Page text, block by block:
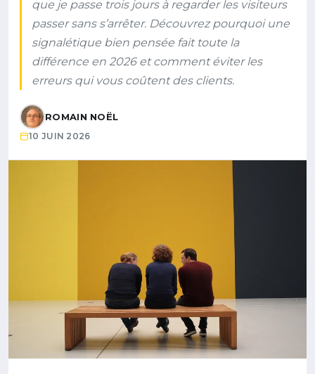
que je passe trois jours à regarder les visiteurs
passer sans s’arrêter. Découvrez pourquoi une
signalétique bien pensée fait toute la
différence en 2026 et comment éviter les
erreurs qui vous coûtent des clients.
ROMAIN NOËL
10 JUIN 2026